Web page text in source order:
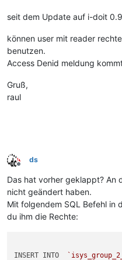
seit dem Update auf i-doit
können user mit reader
benutzen.
Access Denid meldung
Gruß,
raul
Offline
ds
Das hat vorher geklappt? An
nicht geändert haben.
Mit folgendem SQL Befehl in
du ihm die Rechte:
INSERT INTO